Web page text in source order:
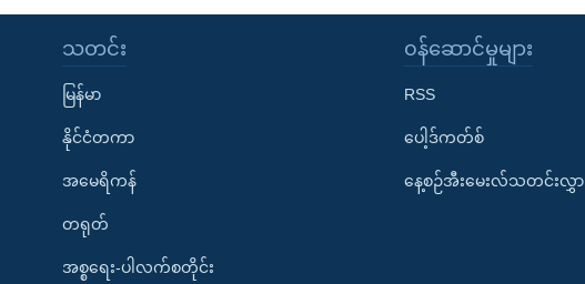
သတင်း
မြန်မာ
နိုင်ငံတကာ
အမေရိကန်
တရုတ်
အစ္စရေး-ပါလက်စတိုင်း
၀န်ဆောင်မှုများ
RSS
ပေါ့ဒ်ကတ်စ်
နေ့စဉ်အီးမေးလ်သတင်းလွှာ